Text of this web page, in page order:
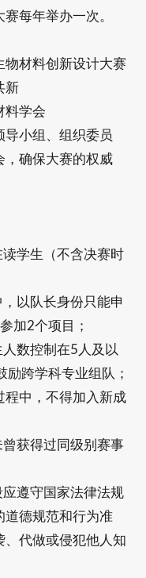
每年举办一次。
材料创新设计大赛
新
学会
小组、组织委员
，确保大赛的权威
学生（不含决赛时
以队长身份只能申
加2个项目；
数控制在5人及以
跨学科专业组队；
程中，不得加入新成
获得过同级别赛事
遵守国家法律法规
道德规范和行为准
、代做或侵犯他人知